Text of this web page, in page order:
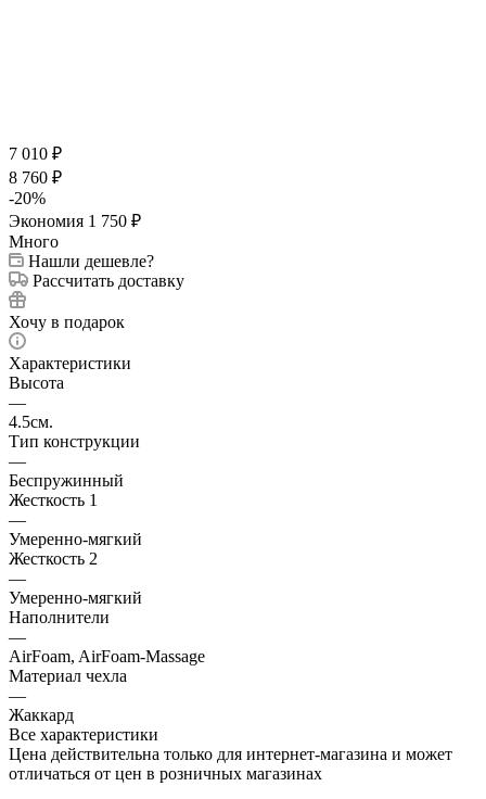
7 010 ₽
8 760 ₽
-20%
Экономия 1 750 ₽
Много
Нашли дешевле?
Рассчитать доставку
Хочу в подарок
Характеристики
Высота
—
4.5см.
Тип конструкции
—
Беспружинный
Жесткость 1
—
Умеренно-мягкий
Жесткость 2
—
Умеренно-мягкий
Наполнители
—
AirFoam, AirFoam-Massage
Материал чехла
—
Жаккард
Все характеристики
Цена действительна только для интернет-магазина и может
отличаться от цен в розничных магазинах